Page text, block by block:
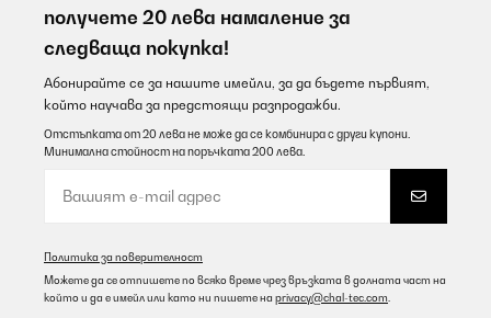
получете 20 лева намаление за
следваща покупка!
Абонирайте се за нашите имейли, за да бъдете първият,
който научава за предстоящи разпродажби.
Отстъпката от 20 лева не може да се комбинира с други купони.
Минимална стойност на поръчката 200 лева.
Политика за поверителност
Можете да се отпишете по всяко време чрез връзката в долната част на
който и да е имейл или като ни пишете на privacy@chal-tec.com.